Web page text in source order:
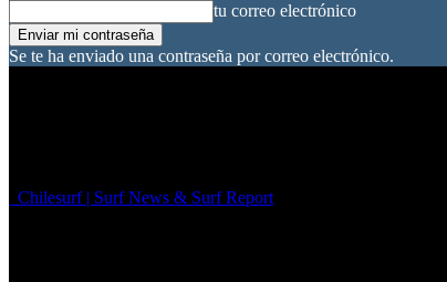
tu correo electrónico
Se te ha enviado una contraseña por correo electrónico.
Chilesurf | Surf News & Surf Report